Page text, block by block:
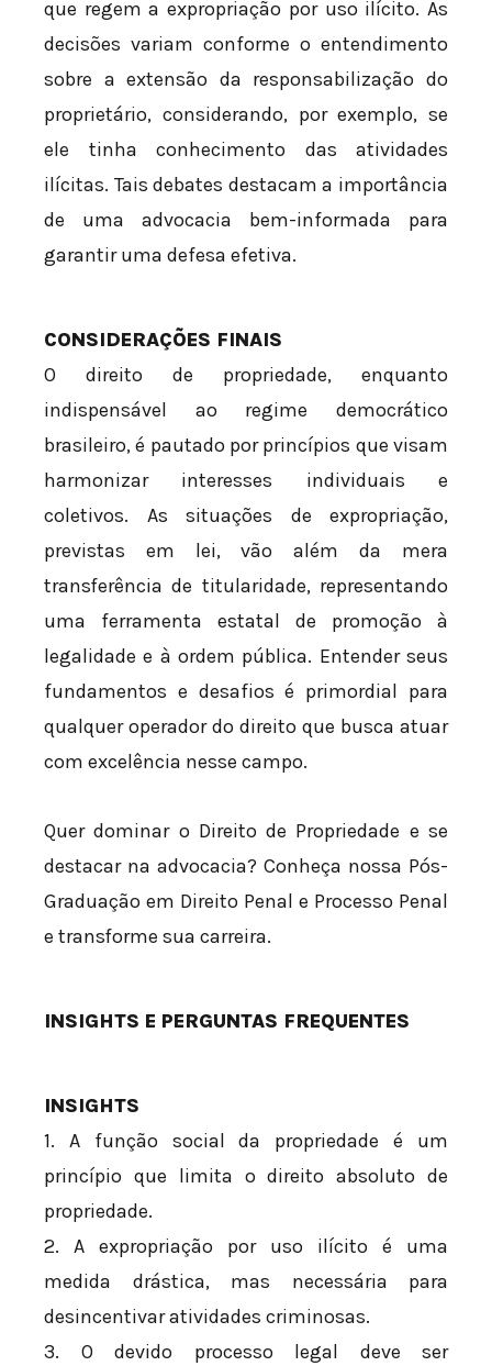
que regem a expropriação por uso ilícito. As
decisões variam conforme o entendimento
sobre a extensão da responsabilização do
proprietário, considerando, por exemplo, se
ele tinha conhecimento das atividades
ilícitas. Tais debates destacam a importância
de uma advocacia bem-informada para
garantir uma defesa efetiva.
CONSIDERAÇÕES FINAIS
O direito de propriedade, enquanto
indispensável ao regime democrático
brasileiro, é pautado por princípios que visam
harmonizar interesses individuais e
coletivos. As situações de expropriação,
previstas em lei, vão além da mera
transferência de titularidade, representando
uma ferramenta estatal de promoção à
legalidade e à ordem pública. Entender seus
fundamentos e desafios é primordial para
qualquer operador do direito que busca atuar
com excelência nesse campo.
Quer dominar o Direito de Propriedade e se
destacar na advocacia? Conheça nossa Pós-
Graduação em Direito Penal e Processo Penal
e transforme sua carreira.
INSIGHTS E PERGUNTAS FREQUENTES
INSIGHTS
1. A função social da propriedade é um
princípio que limita o direito absoluto de
propriedade.
2. A expropriação por uso ilícito é uma
medida drástica, mas necessária para
desincentivar atividades criminosas.
3. O devido processo legal deve ser